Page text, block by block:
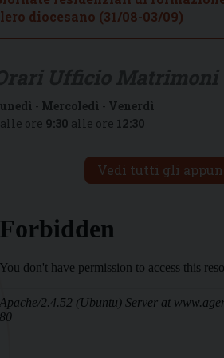
diocesano (31/08-03/09)
- Mercoledì - Venerdì
ore 9:30 alle ore 12:30
Vedi tutti gli